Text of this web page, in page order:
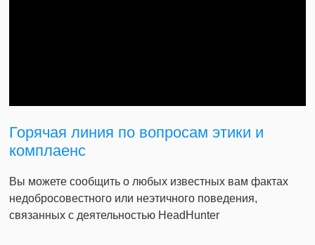
Горячая линия по вопросам этики и
комплаенс
Вы можете сообщить о любых известных вам фактах
недобросовестного или неэтичного поведения,
связанных с деятельностью HeadHunter